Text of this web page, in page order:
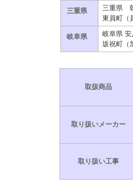
三重県
三重県
東員町（
岐阜県
岐阜県 安
坂祝町（
取扱商品
取り扱いメーカー
取り扱い工事